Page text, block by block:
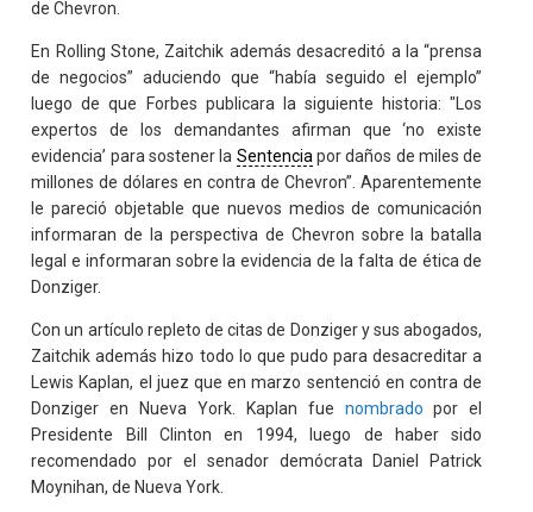
de Chevron.
En Rolling Stone, Zaitchik además desacreditó a la “prensa
de negocios” aduciendo que “había seguido el ejemplo”
luego de que Forbes publicara la siguiente historia: "Los
expertos de los demandantes afirman que ‘no existe
evidencia’ para sostener la Sentencia por daños de miles de
millones de dólares en contra de Chevron”. Aparentemente
le pareció objetable que nuevos medios de comunicación
informaran de la perspectiva de Chevron sobre la batalla
legal e informaran sobre la evidencia de la falta de ética de
Donziger.
Con un artículo repleto de citas de Donziger y sus abogados,
Zaitchik además hizo todo lo que pudo para desacreditar a
Lewis Kaplan, el juez que en marzo sentenció en contra de
Donziger en Nueva York. Kaplan fue nombrado por el
Presidente Bill Clinton en 1994, luego de haber sido
recomendado por el senador demócrata Daniel Patrick
Moynihan, de Nueva York.